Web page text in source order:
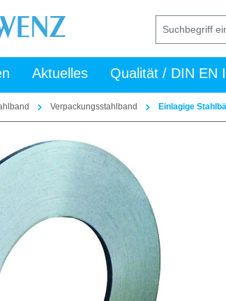
Aktuelles Qualität / DIN EN
Verpackungsstahlband Einlagige